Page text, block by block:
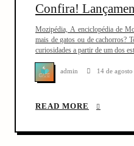
Confira!
Mozipédia, A enciclopédia de
mais de gatos ou de cachorros?
curiosidades a partir de um dos
admin 14 de
READ MORE